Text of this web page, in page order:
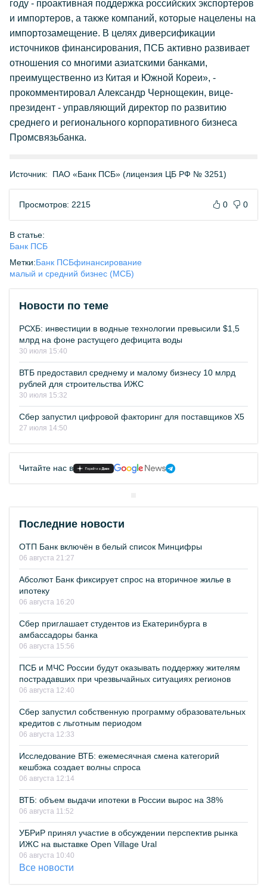
году - проактивная поддержка российских экспортеров
и импортеров, а также компаний, которые нацелены на
импортозамещение. В целях диверсификации
источников финансирования, ПСБ активно развивает
отношения со многими азиатскими банками,
преимущественно из Китая и Южной Кореи», -
прокомментировал Александр Чернощекин, вице-
президент - управляющий директор по развитию
среднего и регионального корпоративного бизнеса
Промсвязьбанка.
Источник: ПАО «Банк ПСБ» (лицензия ЦБ РФ № 3251)
Просмотров: 2215 0 0
В статье:
Банк ПСБ
Метки:Банк ПСБфинансирование
малый и средний бизнес (МСБ)
Новости по теме
РСХБ: инвестиции в водные технологии превысили $1,5
млрд на фоне растущего дефицита воды
30 июля 15:40
ВТБ предоставил среднему и малому бизнесу 10 млрд
рублей для строительства ИЖС
30 июля 15:32
Сбер запустил цифровой факторинг для поставщиков Х5
27 июля 14:50
Читайте нас в
Последние новости
ОТП Банк включён в белый список Минцифры
06 августа 21:27
Абсолют Банк фиксирует спрос на вторичное жилье в
ипотеку
06 августа 16:20
Сбер приглашает студентов из Екатеринбурга в
амбассадоры банка
06 августа 15:56
ПСБ и МЧС России будут оказывать поддержку жителям
пострадавших при чрезвычайных ситуациях регионов
06 августа 12:40
Сбер запустил собственную программу образовательных
кредитов с льготным периодом
06 августа 12:33
Исследование ВТБ: ежемесячная смена категорий
кешбэка создает волны спроса
06 августа 12:14
ВТБ: объем выдачи ипотеки в России вырос на 38%
06 августа 11:52
УБРиР принял участие в обсуждении перспектив рынка
ИЖС на выставке Open Village Ural
06 августа 10:40
Все новости